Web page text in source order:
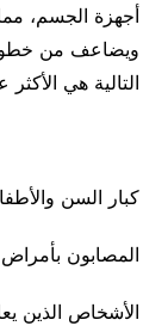
أجهزة الجسم،
ويضاعف من
التالية هي
كبار السن
المصابون
الأشخاص الذين